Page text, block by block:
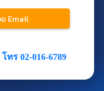
โทร 02-016-6789